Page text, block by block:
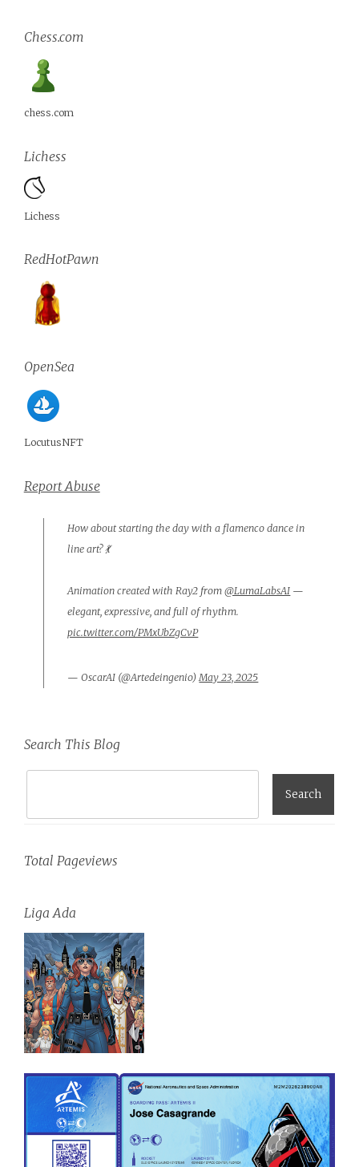
Chess.com
chess.com
Lichess
Lichess
RedHotPawn
OpenSea
LocutusNFT
Report Abuse
How about starting the day with a flamenco dance in
line art? 💃
Animation created with Ray2 from@LumaLabsAI —
elegant, expressive, and full of rhythm.
pic.twitter.com/PMxUbZgCvP
— OscarAI (@Artedeingenio)May 23, 2025
Search This Blog
Total Pageviews
Liga Ada